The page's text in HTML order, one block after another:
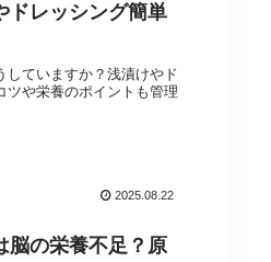
ドレッシング簡単
していますか？浅漬けやド
ツや栄養のポイントも管理
2025.08.22
脳の栄養不足？原